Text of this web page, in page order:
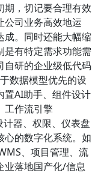
期，切记要合理有效
公司业务高效地运
成。同时还能大幅缩
是有特定需求功能需
自研的企业级低代码
数据模型优先的设
置AI助手、组件设计
工作流引擎
计器、权限、仪表盘
心的数字化系统。如
、项目管理、流
业落地国产化/信息